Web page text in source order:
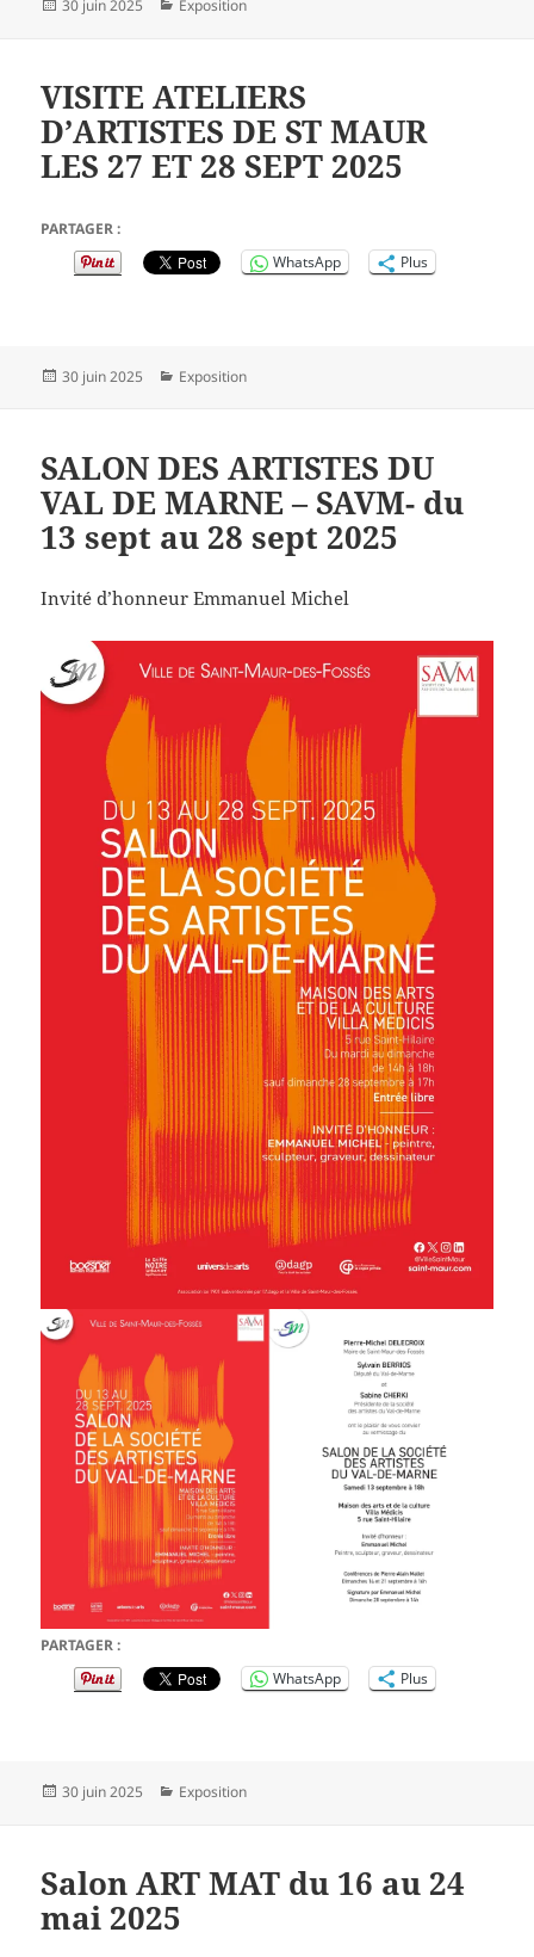
Publié
30 juin 2025 Catégories
Exposition
VISITE ATELIERS
D’ARTISTES DE ST MAUR
LES 27 ET 28 SEPT 2025
PARTAGER :
WhatsApp
Plus
Publié
30 juin 2025 Catégories
Exposition
SALON DES ARTISTES DU
VAL DE MARNE – SAVM- du
13 sept au 28 sept 2025
Invité d’honneur Emmanuel Michel
PARTAGER :
WhatsApp
Plus
Publié
30 juin 2025 Catégories
Exposition
Salon ART MAT du 16 au 24
mai 2025